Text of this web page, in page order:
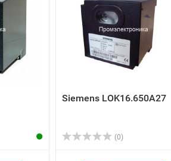
Siemens LOK16.650A27
(0)